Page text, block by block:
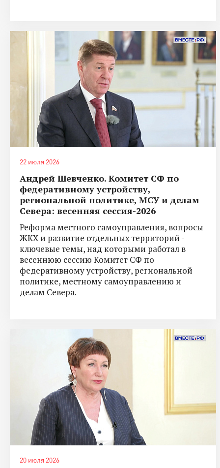
22 июля 2026
Андрей Шевченко. Комитет СФ по
федеративному устройству,
региональной политике, МСУ и делам
Севера: весенняя сессия-2026
Реформа местного самоуправления, вопросы
ЖКХ и развитие отдельных территорий -
ключевые темы, над которыми работал в
весеннюю сессию Комитет СФ по
федеративному устройству, региональной
политике, местному самоуправлению и
делам Севера.
20 июля 2026